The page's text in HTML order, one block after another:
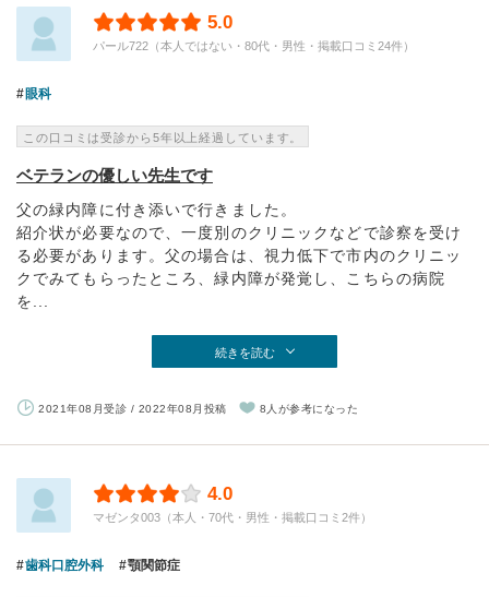
5.0
パール722（本人ではない・80代・男性・掲載口コミ24件）
眼科
この口コミは受診から5年以上経過しています。
ベテランの優しい先生です
父の緑内障に付き添いで行きました。
紹介状が必要なので、一度別のクリニックなどで診察を受け
る必要があります。父の場合は、視力低下で市内のクリニッ
クでみてもらったところ、緑内障が発覚し、こちらの病院
を...
続きを読む
2021年08月受診 / 2022年08月投稿 8人が参考になった
4.0
マゼンタ003（本人・70代・男性・掲載口コミ2件）
歯科口腔外科 顎関節症